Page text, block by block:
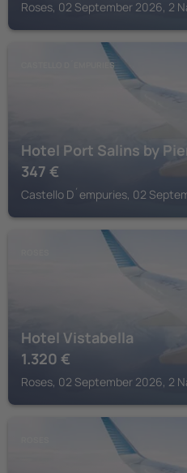
Roses, 02 September 2026, 2
CASTELLO D´EMPURIES
Hotel Port Salins by
347 €
Castello D´empuries, 02
Hotel Vistabella
1.320 €
Roses, 02 September 2026, 2